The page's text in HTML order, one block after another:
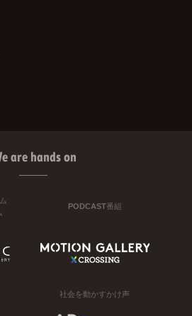
are hands on
PODCAST番組
社会を動かすかけ声